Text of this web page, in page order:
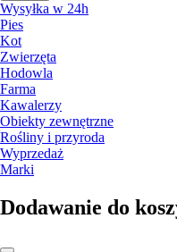
Wysyłka w 24h
Pies
Kot
Zwierzęta
Hodowla
Farma
Kawalerzy
Obiekty zewnętrzne
Rośliny i przyroda
Wyprzedaż
Marki
Dodawanie do